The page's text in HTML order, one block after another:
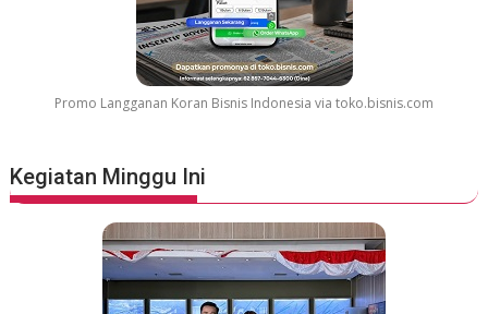
Promo Langganan Koran Bisnis Indonesia via toko.bisnis.com
Kegiatan Minggu Ini